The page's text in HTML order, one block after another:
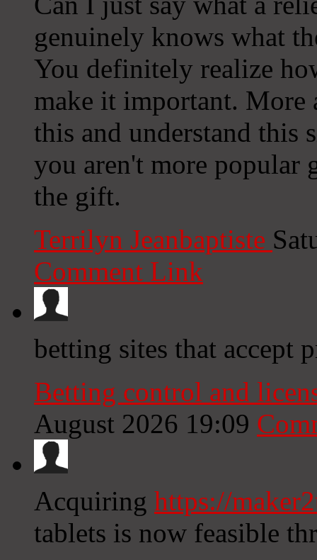
genuinely knows what
You definitely realize
make it important. More
this and understand this
you aren't more popular
the gift.
Terrilyn Jeanbaptiste
Comment Link
betting sites that accept
Betting control and
August 2026 19:09
Acquiring https://
tablets is now feasible